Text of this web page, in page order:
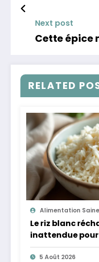
Next post
Cette épice
RELATED
Alimentation Saine
Le riz blanc
inattendue
microbiote
5 Août 2026